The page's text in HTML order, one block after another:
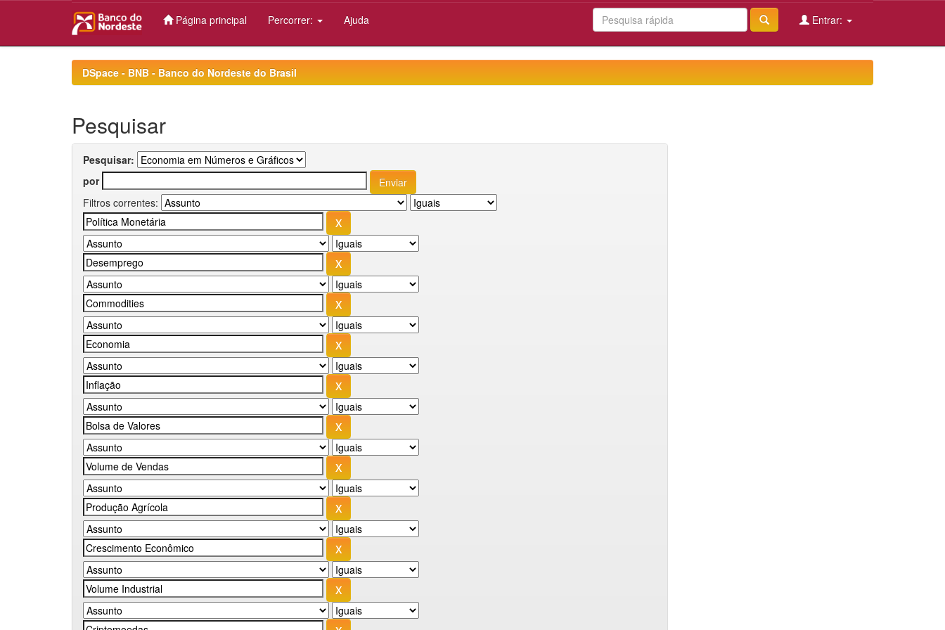
Página principal Percorrer: Ajuda Entrar:
DSpace - BNB - Banco do Nordeste do Brasil
Pesquisar
Pesquisar:
por
Filtros correntes: